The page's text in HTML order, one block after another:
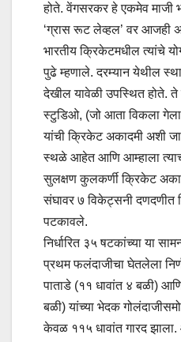
होते. वेंगसरकर हे एकमेव माजी
‘ग्रास रूट लेव्हल’ वर आजही
भारतीय क्रिकेटमधील त्यांचे
पुढे म्हणाले. दरम्यान येथील
देखील यावेळी उपस्थित होते.
स्टुडिओ, (जो आता विकला
यांची क्रिकेट अकादमी अशी
स्थळे आहेत आणि आम्हाला
सुलक्षण कुलकर्णी क्रिकेट
संघावर ७ विकेट्सनी दणदणीत
पटकावले.
निर्धारित ३५ षटकांच्या या
प्रथम फलंदाजीचा घेतलेला
पाताडे (११ धावांत ४ बळी)
बळी) यांच्या भेदक
केवळ ११५ धावांत गारद